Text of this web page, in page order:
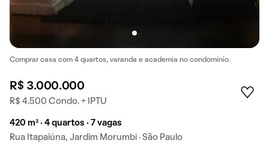
Comprar casa com 4 quartos, varanda e academia no condomínio.
R$ 3.000.000
R$ 4.500 Condo. + IPTU
420 m² · 4 quartos · 7 vagas
Rua Itapaiúna, Jardim Morumbi · São Paulo